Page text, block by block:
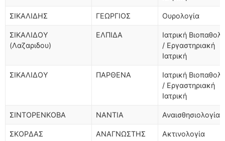
ΣΙΚΑΛΙΔΗΣ ΓΕΩΡΓΙΟΣ Ουρολογία
ΣΙΚΑΛΙΔΟΥ
(Λαζαριδου)
ΕΛΠΙΔΑ
Ιατρική
/ Εργαστηριακή
Ιατρική
ΣΙΚΑΛΙΔΟΥ ΠΑΡΘΕΝΑ
Ιατρική
/ Εργαστηριακή
Ιατρική
ΣΙΝΤΟΡΕΝΚΟΒΑ ΝΑΝΤΙΑ Αναισθησιολογία
ΣΚΟΡΔΑΣ ΑΝΑΓΝΩΣΤΗΣ Ακτινολογία